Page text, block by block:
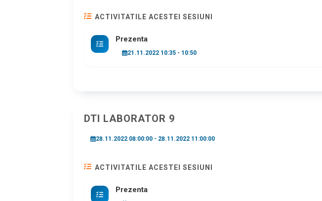
ACTIVITATILE ACESTEI SESIUNI
Prezenta
21.11.2022 10:35 - 10:50
DTI LABORATOR 9
28.11.2022 08:00:00 - 28.11.2022 11:00:00
ACTIVITATILE ACESTEI SESIUNI
Prezenta